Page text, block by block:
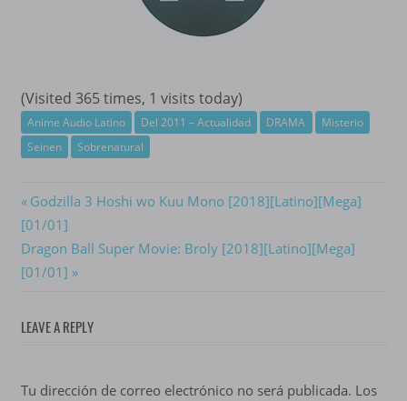
(Visited 365 times, 1 visits today)
Anime Audio Latino Del 2011 – Actualidad DRAMA
Misterio
Seinen
Sobrenatural
Navegación
de
entradas
Previous
Post:
Godzilla 3 Hoshi wo Kuu Mono [2018][Latino][Mega]
[01/01]
Next
Post:
Dragon Ball Super Movie: Broly [2018][Latino][Mega]
[01/01]
LEAVE A REPLY
Tu dirección de correo electrónico no será publicada. Los